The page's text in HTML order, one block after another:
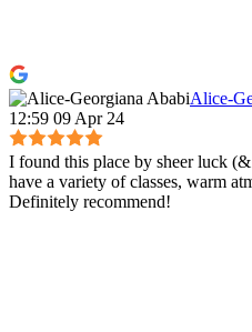
Alice-
12:59 09 Apr 24
I found this place by sheer luck
have a variety of classes, warm
Definitely recommend!